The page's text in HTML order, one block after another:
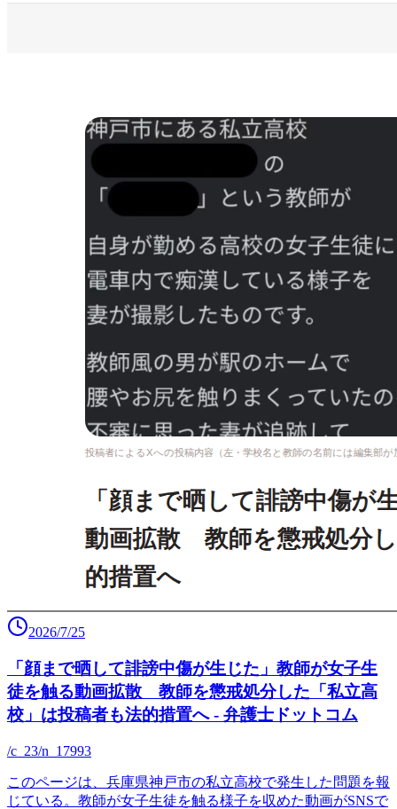
2026/7/25
「顔まで晒して誹謗中傷が生じた」教師が女子生
徒を触る動画拡散 教師を懲戒処分した「私立高
校」は投稿者も法的措置へ - 弁護士ドットコム
/c_23/n_17993
このページは、兵庫県神戸市の私立高校で発生した問題を報
じている。教師が女子生徒を触る様子を収めた動画がSNSで